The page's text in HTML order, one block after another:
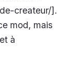
createur/].
mod, mais
à